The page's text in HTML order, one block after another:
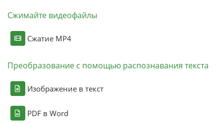
Сжимайте видеофайлы
Сжатие MP4
Преобразование с помощью распознавания текста
Изображение в текст
PDF в Word